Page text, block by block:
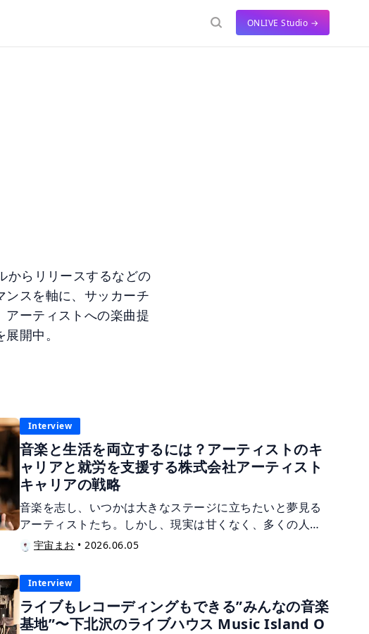
ONLIVE Studio →
からリリースするなどの
スを軸に、サッカーチ
ーティストへの楽曲提
開中。
Interview
音楽と生活を両立するには？アーティストのキ
ャリアと就労を支援する株式会社アーティスト
キャリアの戦略
音楽を志し、いつかは大きなステージに立ちたいと夢見る
アーティストたち。しかし、現実は甘くなく、多くの人が
自身のキャリアや生活、売り出し方に不安を抱えていま
を持ち、アーティストの就労支援や自社レーベル事業を展
開する株式会社アーティストキャリアの代表であるガリバ
ー宇田川氏に、同社のユニークな事業戦略や、アーティス
トが直接相談できるサポート体制についてお話を伺いまし
宇宙まお •2026.06.05
Interview
ライブもレコーディングもできる”みんなの音楽
基地”〜下北沢のライブハウス Music Island O